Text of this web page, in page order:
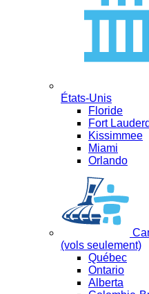
États-Unis
Floride
Fort
Kissimmee
Miami
Orlando
(vols seulement)
Québec
Ontario
Alberta